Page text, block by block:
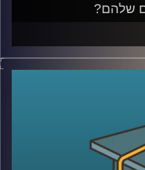
שלהם?
התורשה?
דעות ומחקרים לכאן ולכאן.
הפנים שלנו.
יונת צוובנר, בית ספר